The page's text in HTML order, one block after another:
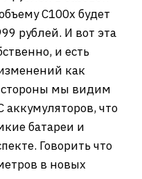
lite:
(zip, 41 МБ)
очень похожи, плюс-
моделей
немного. Но